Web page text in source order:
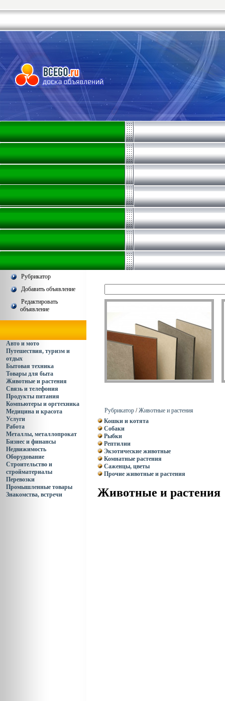
Рубрикатор
Добавить объявление
Редактировать
объявление
Авто и мото
Путешествия, туризм и
отдых
Бытовая техника
Товары для быта
Животные и растения
Связь и телефония
Продукты питания
Компьютеры и оргтехника
Медицина и красота
Услуги
Работа
Металлы, металлопрокат
Бизнес и финансы
Недвижимость
Оборудование
Строительство и
стройматериалы
Перевозки
Промышленные товары
Знакомства, встречи
Рубрикатор /Животные и растения
Кошки и котята
Собаки
Рыбки
Рептилии
Экзотические животные
Комнатные растения
Саженцы, цветы
Прочие животные и растения
Животные и растения